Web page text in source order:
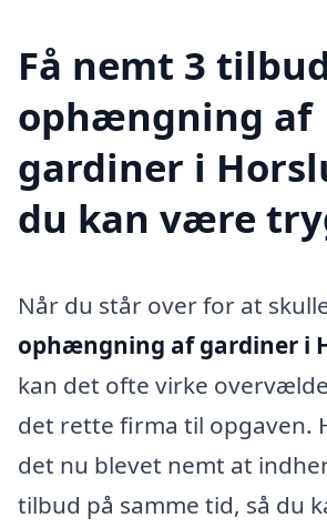
Få nemt 3
ophængning af
gardiner i
du kan være
Når du står over for at
ophængning af gardiner i
kan det ofte virke
det rette firma til opgaven.
det nu blevet nemt at
tilbud på samme tid, så du